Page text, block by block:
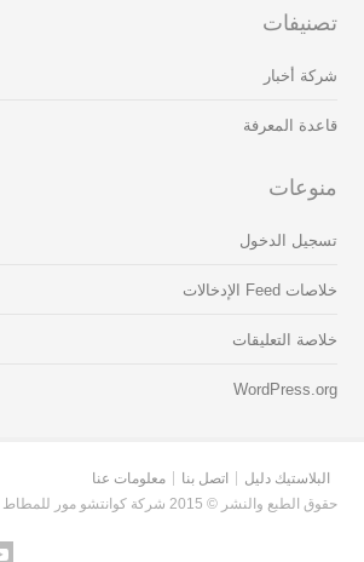
تصنيفات
شركة أخبار
قاعدة المعرفة
منوعات
تسجيل الدخول
خلاصات Feed الإدخالات
خلاصة التعليقات
WordPress.org
معلومات عنا اتصل بنا
البلاستيك دليل
حقوق الطبع والنشر © 2015 شركة كوانتشو مور للمطاط والبلاستيك المحدودة